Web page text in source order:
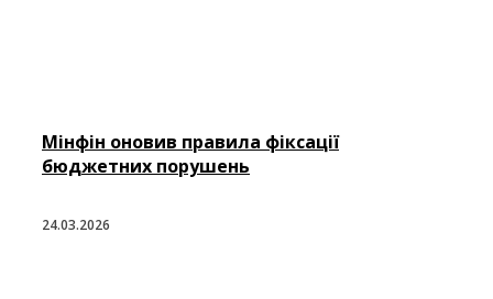
Мінфін оновив правила фіксації
бюджетних порушень
24.03.2026